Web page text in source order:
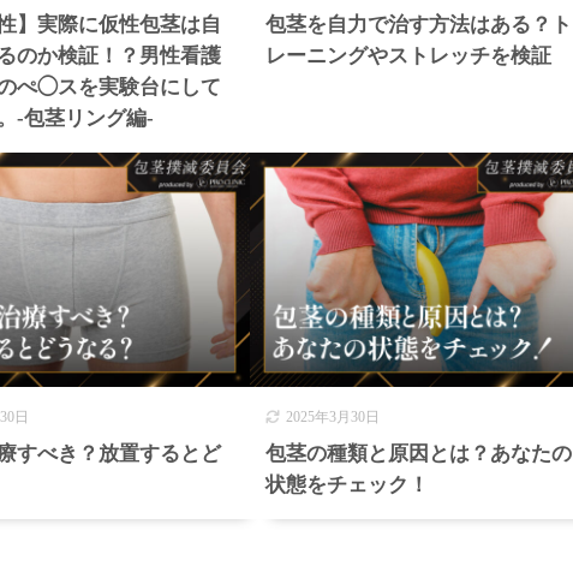
】実際に仮性包茎は自
のか検証！？男性看護
ぺ◯スを実験台にして
-包茎リング編-
包茎を自力で治す方法はある？ト
レーニングやストレッチを検証
日
すべき？放置するとど
2025年3月30日
包茎の種類と原因とは？あなたの
状態をチェック！